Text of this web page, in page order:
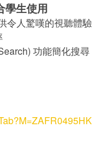
學生使用
令人驚嘆的視聽體驗
功能簡化搜尋